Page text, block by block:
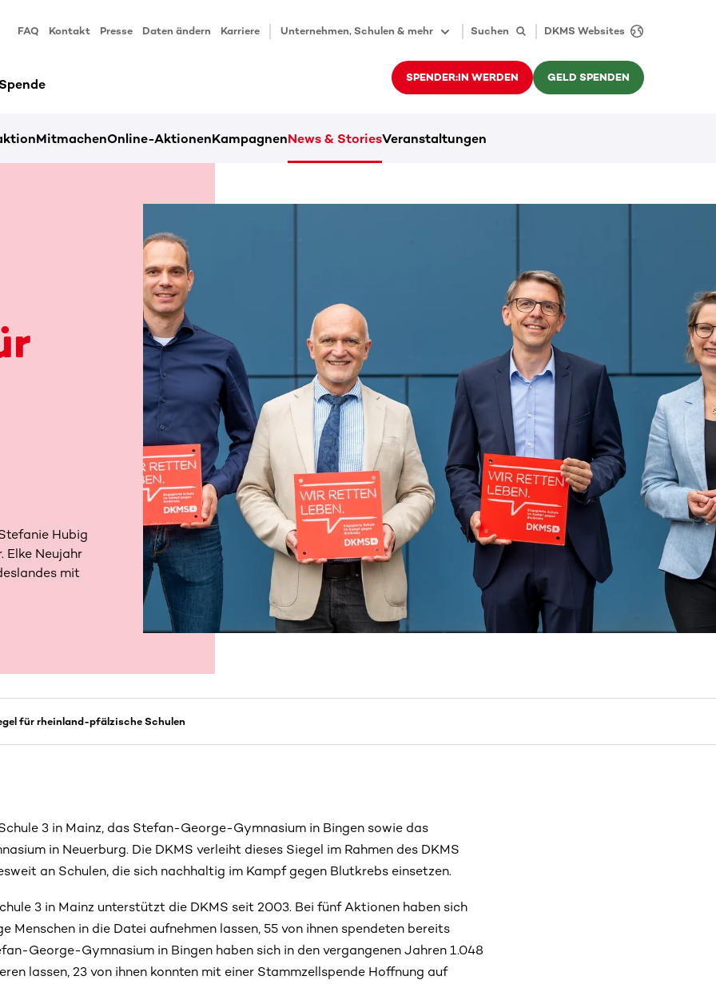
FAQ Kontakt Presse Daten ändern Karriere Unternehmen, Schulen & mehr Suchen DKMS Websites
SPENDER:IN WERDEN GELD SPENDEN
MitmachenOnline-AktionenKampagnenNews & StoriesVeranstaltungen
Hubig
Elke Neujahr
mit
für rheinland-pfälzische Schulen
3 in Mainz, das Stefan-George-Gymnasium in Bingen sowie das
in Neuerburg. Die DKMS verleiht dieses Siegel im Rahmen des DKMS
an Schulen, die sich nachhaltig im Kampf gegen Blutkrebs einsetzen.
3 in Mainz unterstützt die DKMS seit 2003. Bei fünf Aktionen haben sich
Menschen in die Datei aufnehmen lassen, 55 von ihnen spendeten bereits
George-Gymnasium in Bingen haben sich in den vergangenen Jahren 1.048
lassen, 23 von ihnen konnten mit einer Stammzellspende Hoffnung auf